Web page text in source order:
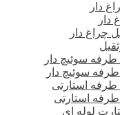
دار
دار
چراغ دار
سوئیچ دار
سوئیچ دار
استارتی
استارتی
لوله ای